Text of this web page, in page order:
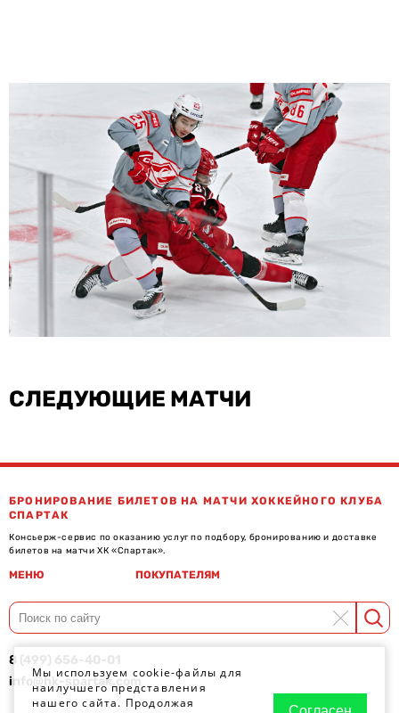
Мы используем cookie-файлы для
наилучшего представления
нашего сайта. Продолжая
СЛЕДУЮЩИЕ МАТЧИ
БРОНИРОВАНИЕ БИЛЕТОВ НА МАТЧИ ХОККЕЙНОГО КЛУБА
СПАРТАК
Консьерж-сервис по оказанию услуг по подбору, бронированию и доставке
билетов на матчи ХК «Спартак».
МЕНЮ ПОКУПАТЕЛЯМ
8 (499) 656-40-01
info@hk-spartak.com